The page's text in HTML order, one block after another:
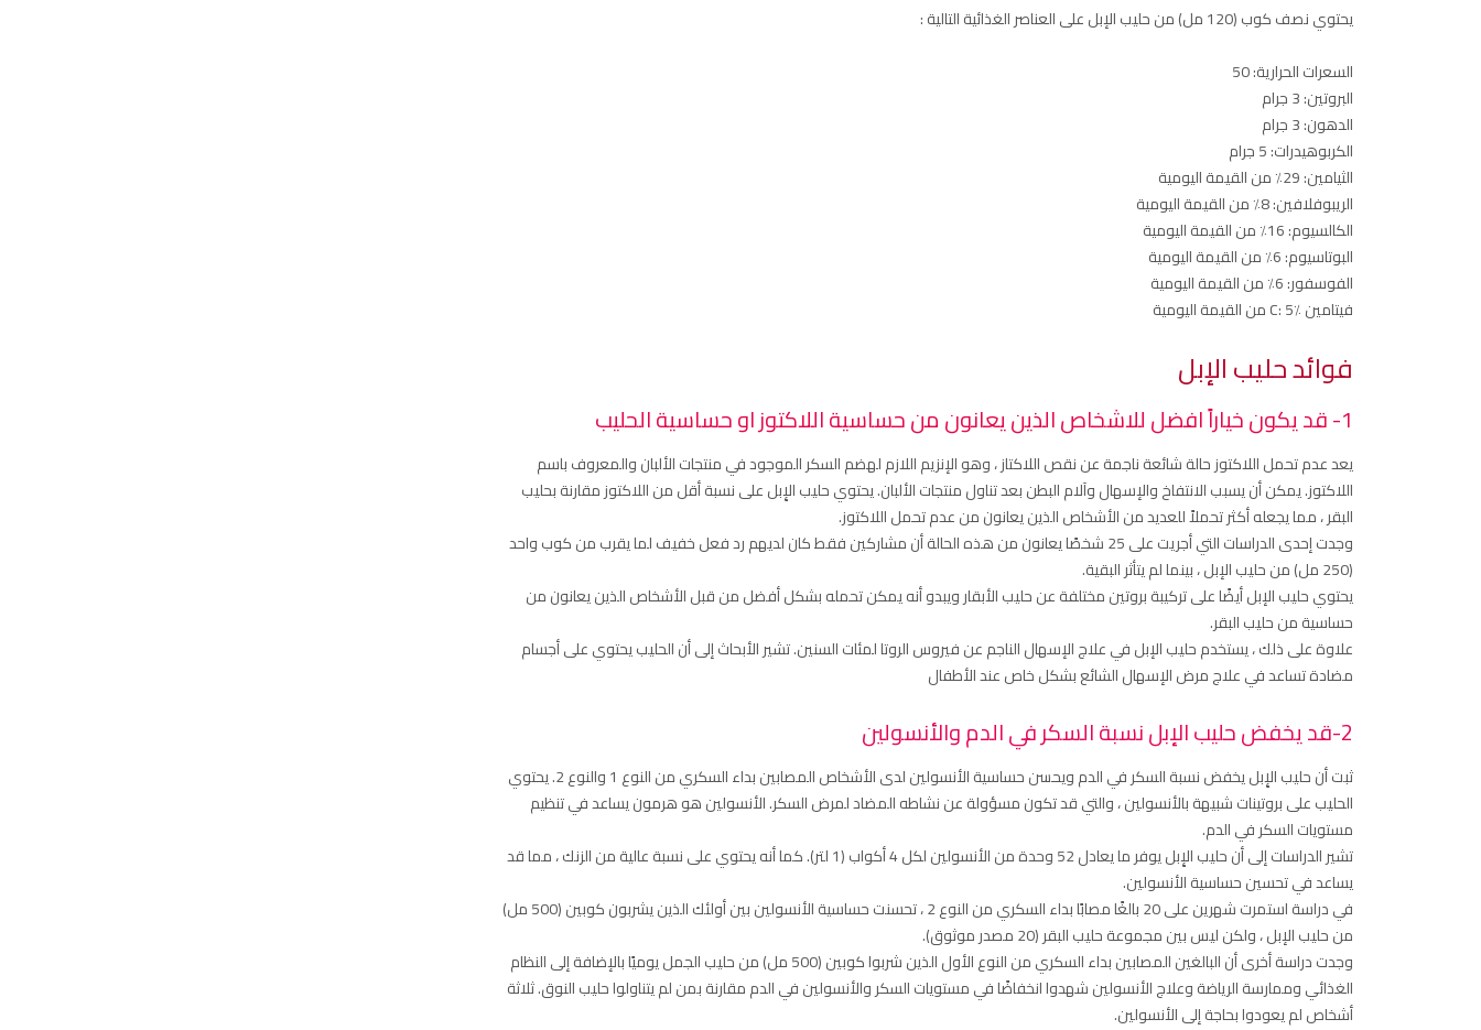
يحتوي نصف كوب (120 مل) من حليب الإبل على العناصر الغذائية التالية :
السعرات الحرارية: 50
البروتين: 3 جرام
الدهون: 3 جرام
الكربوهيدرات: 5 جرام
الثيامين: 29٪ من القيمة اليومية
الريبوفلافين: 8٪ من القيمة اليومية
الكالسيوم: 16٪ من القيمة اليومية
البوتاسيوم: 6٪ من القيمة اليومية
الفوسفور: 6٪ من القيمة اليومية
فيتامين C: 5٪ من القيمة اليومية
فوائد حليب الإبل
1- قد يكون خياراً افضل للاشخاص الذين يعانون من حساسية اللاكتوز او حساسية الحليب
يعد عدم تحمل اللاكتوز حالة شائعة ناجمة عن نقص اللاكتاز ، وهو الإنزيم اللازم لهضم السكر الموجود في منتجات الألبان والمعروف باسم
اللاكتوز. يمكن أن يسبب الانتفاخ والإسهال وآلام البطن بعد تناول منتجات الألبان. يحتوي حليب الإِبل على نسبة أقل من اللاكتوز مقارنة بحليب
البقر ، مما يجعله أكثر تحملاً للعديد من الأشخاص الذين يعانون من عدم تحمل اللاكتوز.
وجدت إحدى الدراسات التي أجريت على 25 شخصًا يعانون من هذه الحالة أن مشاركين فقط كان لديهم رد فعل خفيف لما يقرب من كوب واحد
(250 مل) من حليب الإبل ، بينما لم يتأثر البقية.
يحتوي حليب الإبل أيضًا على تركيبة بروتين مختلفة عن حليب الأبقار ويبدو أنه يمكن تحمله بشكل أفضل من قبل الأشخاص الذين يعانون من
حساسية من حليب البقر.
علاوة على ذلك ، يستخدم حليب الإبل في علاج الإسهال الناجم عن فيروس الروتا لمئات السنين. تشير الأبحاث إلى أن الحليب يحتوي على أجسام
مضادة تساعد في علاج مرض الإسهال الشائع بشكل خاص عند الأطفال
2-قد يخفض حليب الإبل نسبة السكر في الدم والأنسولين
ثبت أن حليب الإِبل يخفض نسبة السكر في الدم ويحسن حساسية الأنسولين لدى الأشخاص المصابين بداء السكري من النوع 1 والنوع 2. يحتوي
الحليب على بروتينات شبيهة بالأنسولين ، والتي قد تكون مسؤولة عن نشاطه المضاد لمرض السكر. الأنسولين هو هرمون يساعد في تنظيم
مستويات السكر في الدم.
تشير الدراسات إلى أن حليب الإِبل يوفر ما يعادل 52 وحدة من الأنسولين لكل 4 أكواب (1 لتر). كما أنه يحتوي على نسبة عالية من الزنك ، مما قد
يساعد في تحسين حساسية الأنسولين.
في دراسة استمرت شهرين على 20 بالغًا مصابًا بداء السكري من النوع 2 ، تحسنت حساسية الأنسولين بين أولئك الذين يشربون كوبين (500 مل)
من حليب الإبل ، ولكن ليس بين مجموعة حليب البقر (20 مصدر موثوق).
وجدت دراسة أخرى أن البالغين المصابين بداء السكري من النوع الأول الذين شربوا كوبين (500 مل) من حليب الجمل يوميًا بالإضافة إلى النظام
الغذائي وممارسة الرياضة وعلاج الأنسولين شهدوا انخفاضًا في مستويات السكر والأنسولين في الدم مقارنة بمن لم يتناولوا حليب النوق. ثلاثة
أشخاص لم يعودوا بحاجة إلى الأنسولين.